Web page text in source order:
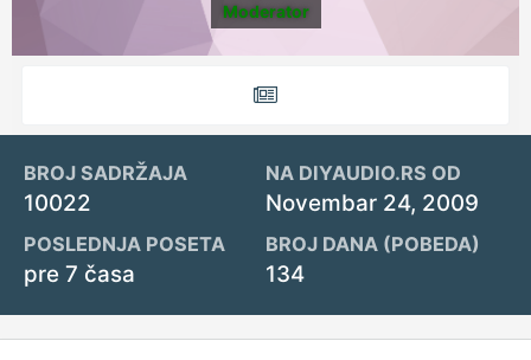
Moderator
BROJ SADRŽAJA
10022
NA DIYAUDIO.RS OD
Novembar 24, 2009
POSLEDNJA POSETA
pre 7 časa
BROJ DANA (POBEDA)
134